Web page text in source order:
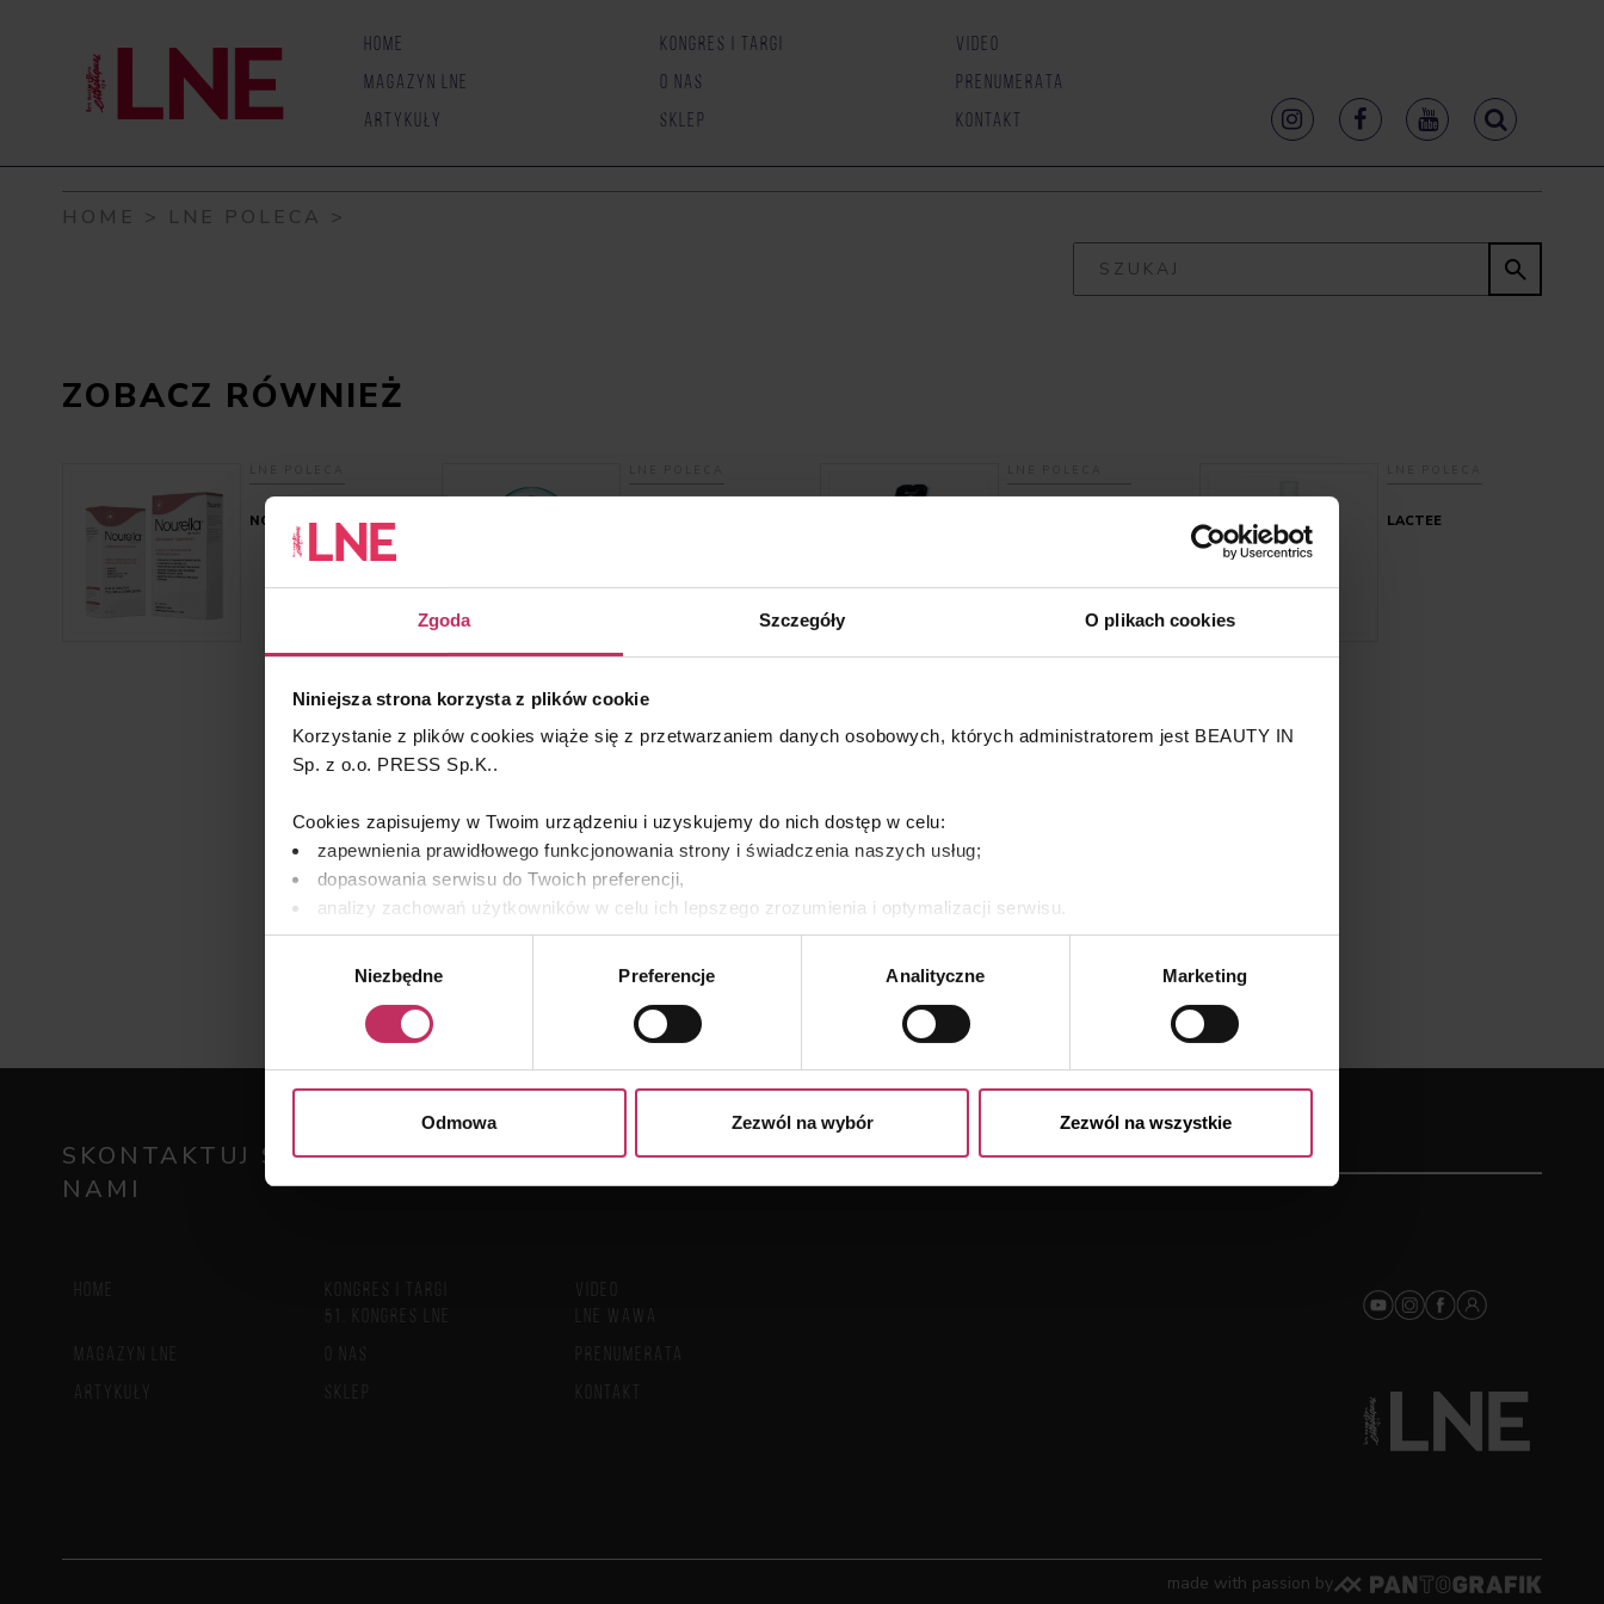
Zgoda Szczegóły O plikach cookies
Niniejsza strona korzysta z plików cookie
Korzystanie z plików cookies wiąże się z przetwarzaniem danych osobowych, których administratorem jest BEAUTY IN
Sp. z o.o. PRESS Sp.K..
Cookies zapisujemy w Twoim urządzeniu i uzyskujemy do nich dostęp w celu:
zapewnienia prawidłowego funkcjonowania strony i świadczenia naszych usług;
dopasowania serwisu do Twoich preferencji,
analizy zachowań użytkowników w celu ich lepszego zrozumienia i optymalizacji serwisu.
remarketingowym, czyli wyświetlania Ci naszych reklam na innych stronach.
osobowych, w tym o sposobie, w jaki my i nasi partnerzy używamy plików cookies oraz o przysługujących Ci prawach
Niezbędne Preferencje Analityczne Marketing
Odmowa Zezwól na wybór Zezwól na wszystkie

HOME KONGRES I TARGI
VIDEO
MAGAZYN LNE
O NAS
PRENUMERATA
ARTYKUŁY
SKLEP KONTAKT
HOME > LNE POLECA >

ZOBACZ RÓWNIEŻ
NOURELLA LACTEE
SKONTAKTUJ SIĘ Z
NAMI
KONGRES I TARGI
51. KONGRES LNE
LNE WAWA
VIDEO
MAGAZYN LNE O NAS
PRENUMERATA
ARTYKUŁY
SKLEP
made with passion by